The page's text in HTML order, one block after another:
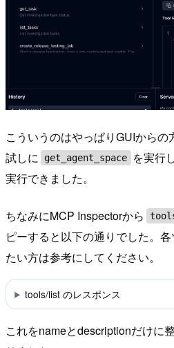
こういうのはやっぱりGUIからの
試しに
get_agent_space
を実行
実行できました。
ちなみにMCP Inspectorから
ピーすると以下の通りでした。
たい方は参考にしてください。
tools/list のレスポンス
これをnameとdescriptionだけに